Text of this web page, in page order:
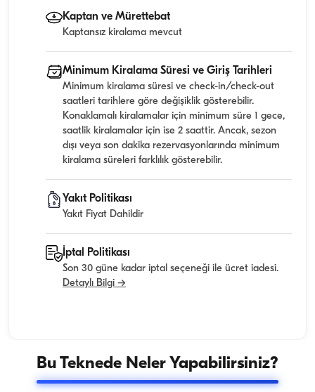
Kaptan ve Mürettebat
Kaptansız kiralama mevcut
Minimum Kiralama Süresi ve Giriş Tarihleri
Minimum kiralama süresi ve check-in/check-out
saatleri tarihlere göre değişiklik gösterebilir.
Konaklamalı kiralamalar için minimum süre 1 gece,
saatlik kiralamalar için ise 2 saattir. Ancak, sezon
dışı veya son dakika rezervasyonlarında minimum
kiralama süreleri farklılık gösterebilir.
Yakıt Politikası
Yakıt Fiyat Dahildir
İptal Politikası
Son 30 güne kadar iptal seçeneği ile ücret iadesi.
Detaylı Bilgi →
Bu Teknede Neler Yapabilirsiniz?